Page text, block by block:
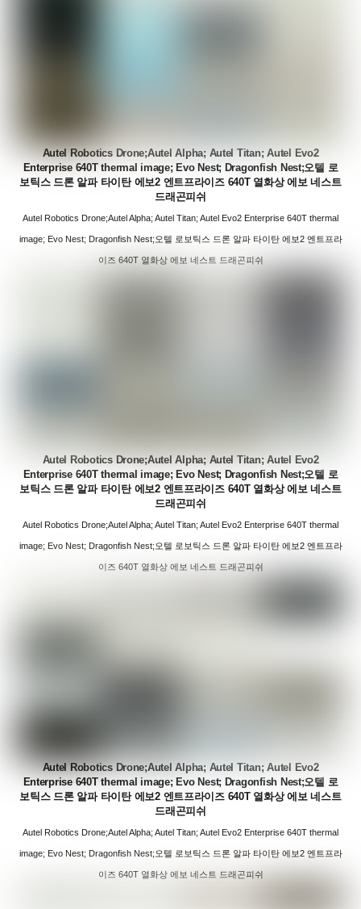
Autel Robotics Drone;Autel Alpha; Autel Titan; Autel Evo2
Enterprise 640T thermal image; Evo Nest; Dragonfish Nest;오텔 로
보틱스 드론 알파 타이탄 에보2 엔트프라이즈 640T 열화상 에보 네스트
드래곤피쉬
Autel Robotics Drone;Autel Alpha; Autel Titan; Autel Evo2 Enterprise 640T thermal
image; Evo Nest; Dragonfish Nest;오텔 로보틱스 드론 알파 타이탄 에보2 엔트프라
이즈 640T 열화상 에보 네스트 드래곤피쉬
Autel Robotics Drone;Autel Alpha; Autel Titan; Autel Evo2
Enterprise 640T thermal image; Evo Nest; Dragonfish Nest;오텔 로
보틱스 드론 알파 타이탄 에보2 엔트프라이즈 640T 열화상 에보 네스트
드래곤피쉬
Autel Robotics Drone;Autel Alpha; Autel Titan; Autel Evo2 Enterprise 640T thermal
image; Evo Nest; Dragonfish Nest;오텔 로보틱스 드론 알파 타이탄 에보2 엔트프라
이즈 640T 열화상 에보 네스트 드래곤피쉬
Autel Robotics Drone;Autel Alpha; Autel Titan; Autel Evo2
Enterprise 640T thermal image; Evo Nest; Dragonfish Nest;오텔 로
보틱스 드론 알파 타이탄 에보2 엔트프라이즈 640T 열화상 에보 네스트
드래곤피쉬
Autel Robotics Drone;Autel Alpha; Autel Titan; Autel Evo2 Enterprise 640T thermal
image; Evo Nest; Dragonfish Nest;오텔 로보틱스 드론 알파 타이탄 에보2 엔트프라
이즈 640T 열화상 에보 네스트 드래곤피쉬